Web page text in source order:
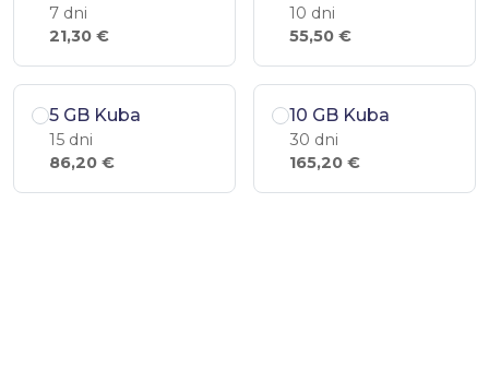
7 dni
21,30 €
10 dni
55,50 €
5 GB Kuba
15 dni
86,20 €
10 GB Kuba
30 dni
165,20 €